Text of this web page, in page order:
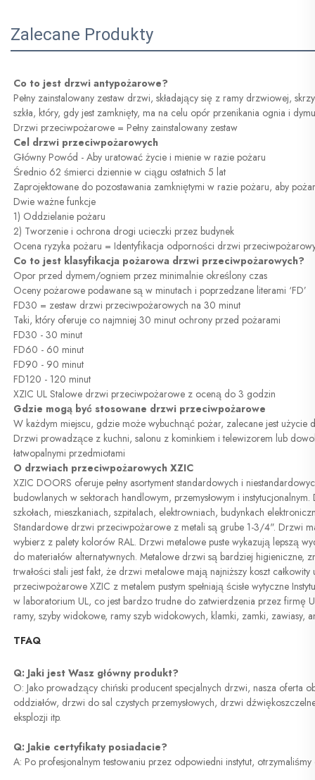
Zalecane Produkty
Co to jest drzwi antypożarowe?
Pełny zainstalowany zestaw drzwi, składający się z ramy drzwiowej,
szkła, który, gdy jest zamknięty, ma na celu opór przenikania ognia i
Drzwi przeciwpożarowe = Pełny zainstalowany zestaw
Cel drzwi przeciwpożarowych
Główny Powód - Aby uratować życie i mienie w razie pożaru
Średnio 62 śmierci dziennie w ciągu ostatnich 5 lat
Zaprojektowane do pozostawania zamkniętymi w razie pożaru, aby
Dwie ważne funkcje
1) Oddzielanie pożaru
2) Tworzenie i ochrona drogi ucieczki przez budynek
Ocena ryzyka pożaru = Identyfikacja odporności drzwi
Co to jest klasyfikacja pożarowa drzwi przeciwpożarowych?
Opor przed dymem/ogniem przez minimalnie określony czas
Oceny pożarowe podawane są w minutach i poprzedzane literami ‘FD’
FD30 = zestaw drzwi przeciwpożarowych na 30 minut
Taki, który oferuje co najmniej 30 minut ochrony przed pożarami
FD30 - 30 minut
FD60 - 60 minut
FD90 - 90 minut
FD120 - 120 minut
XZIC UL Stalowe drzwi przeciwpożarowe z oceną do 3 godzin
Gdzie mogą być stosowane drzwi przeciwpożarowe
W każdym miejscu, gdzie może wybuchnąć pożar, zalecane jest
Drzwi prowadzące z kuchni, salonu z kominkiem i telewizorem lub
łatwopalnymi przedmiotami
O drzwiach przeciwpożarowych XZIC
XZIC DOORS oferuje pełny asortyment standardowych i
budowlanych w sektorach handlowym, przemysłowym i
szkołach, mieszkaniach, szpitalach, elektrowniach, budynkach
Standardowe drzwi przeciwpożarowe z metali są grube 1-3/4". Drzwi
wybierz z palety kolorów RAL. Drzwi metalowe puste wykazują lepszą
do materiałów alternatywnych. Metalowe drzwi są bardziej higieniczne,
trwałości stali jest fakt, że drzwi metalowe mają najniższy koszt
przeciwpożarowe XZIC z metalem pustym spełniają ścisłe wytyczne
w laboratorium UL, co jest bardzo trudne do zatwierdzenia przez firmę
ramy, szyby widokowe, ramy szyb widokowych, klamki, zamki, zawiasy,
TFAQ
Q: Jaki jest Wasz główny produkt?
O: Jako prowadzący chiński producent specjalnych drzwi, nasza oferta
oddziałów, drzwi do sal czystych przemysłowych, drzwi
eksplozji itp.
Q: Jakie certyfikaty posiadacie?
A: Po profesjonalnym testowaniu przez odpowiedni instytut,